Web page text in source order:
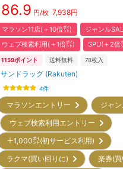
86.9 円/枚 7,938円
マラソン11店(＋10倍㌽)
ジャンル
ウェブ検索利用(＋1倍㌽)
SPU(＋2倍
1159ポイント 送料無料 78枚入
サンドラッグ (Rakuten)
4件
マラソンエントリー
ジャ
ウェブ検索利用エントリー
＋1,000㌽(初サービス利用)
ラクマ(買い回りに)
楽券(